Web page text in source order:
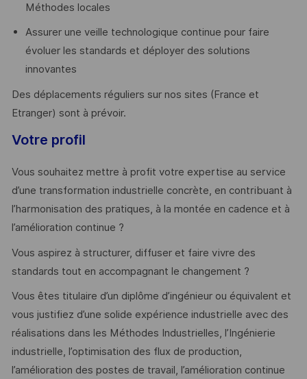
Méthodes locales
Assurer une veille technologique continue pour faire
évoluer les standards et déployer des solutions
innovantes
Des déplacements réguliers sur nos sites (France et
Etranger) sont à prévoir.
Votre profil
Vous souhaitez mettre à profit votre expertise au service
d’une transformation industrielle concrète, en contribuant à
l’harmonisation des pratiques, à la montée en cadence et à
l’amélioration continue ?
Vous aspirez à structurer, diffuser et faire vivre des
standards tout en accompagnant le changement ?
Vous êtes titulaire d’un diplôme d’ingénieur ou équivalent et
vous justifiez d’une solide expérience industrielle avec des
réalisations dans les Méthodes Industrielles, l’Ingénierie
industrielle, l’optimisation des flux de production,
l’amélioration des postes de travail, l’amélioration continue